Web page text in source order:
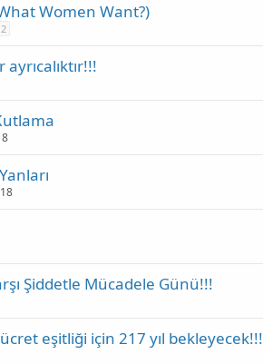
Women Want?)
2
Şiddetle Mücadele Günü!!!
eşitliği için 217 yıl bekleyecek!!!